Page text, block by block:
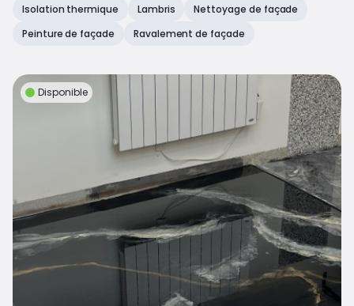
Isolation thermique Lambris
Nettoyage de façade
Peinture de façade
Ravalement de façade
Disponible